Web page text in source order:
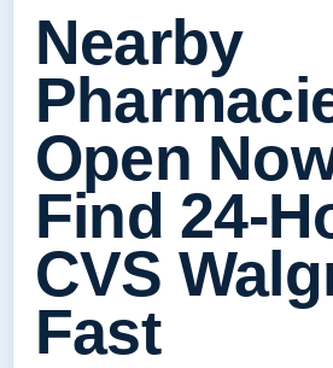
Nearby
Open
Find 24-
CVS
Fast